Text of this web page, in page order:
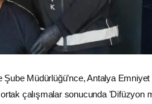
Şube Müdürlüğü’nce,AntalyaEmniyet
çalışmalar sonucunda 'Difüzyon